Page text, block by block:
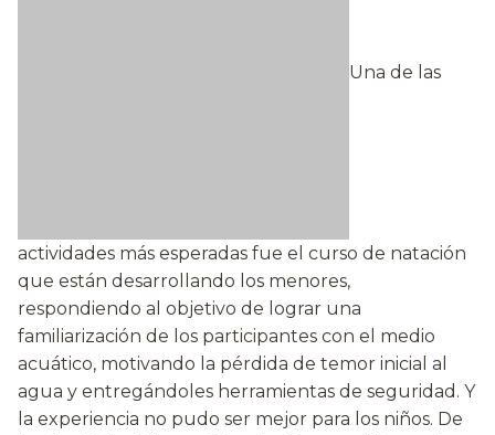
Una de las
actividades más esperadas fue el curso de natación
que están desarrollando los menores,
respondiendo al objetivo de lograr una
familiarización de los participantes con el medio
acuático, motivando la pérdida de temor inicial al
agua y entregándoles herramientas de seguridad. Y
la experiencia no pudo ser mejor para los niños. De